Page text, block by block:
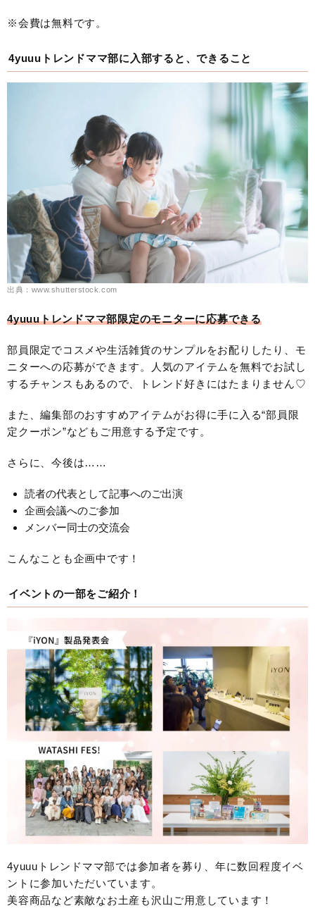
※会費は無料です。
4yuuuトレンドママ部に入部すると、できること
出典：www.shutterstock.com
4yuuuトレンドママ部限定のモニターに応募できる
部員限定でコスメや生活雑貨のサンプルをお配りしたり、モ
ニターへの応募ができます。人気のアイテムを無料でお試し
するチャンスもあるので、トレンド好きにはたまりません♡
また、編集部のおすすめアイテムがお得に手に入る“部員限
定クーポン”などもご用意する予定です。
さらに、今後は……
読者の代表として記事へのご出演
企画会議へのご参加
メンバー同士の交流会
こんなことも企画中です！
イベントの一部をご紹介！
4yuuuトレンドママ部では参加者を募り、年に数回程度イベ
ントに参加いただいています。
美容商品など素敵なお土産も沢山ご用意しています！